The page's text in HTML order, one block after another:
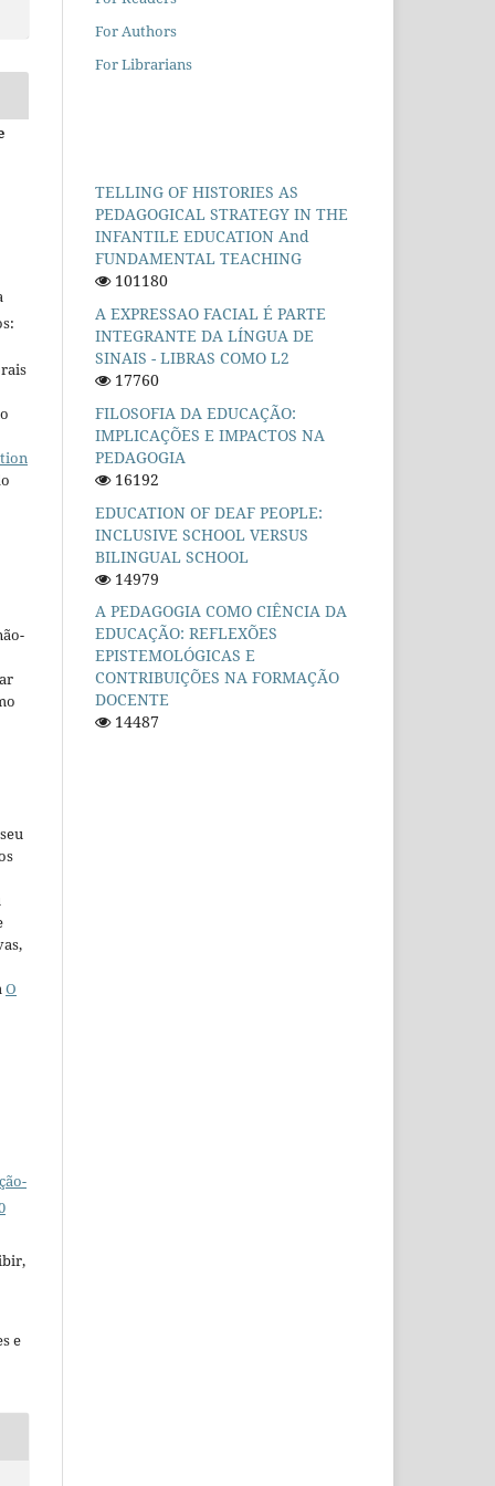
O
e
For Authors
For Librarians
TELLING OF HISTORIES AS
PEDAGOGICAL STRATEGY IN THE
INFANTILE EDUCATION And
FUNDAMENTAL TEACHING
101180
A EXPRESSAO FACIAL É PARTE
INTEGRANTE DA LÍNGUA DE
SINAIS - LIBRAS COMO L2
17760
FILOSOFIA DA EDUCAÇÃO:
IMPLICAÇÕES E IMPACTOS NA
PEDAGOGIA
16192
EDUCATION OF DEAF PEOPLE:
INCLUSIVE SCHOOL VERSUS
BILINGUAL SCHOOL
14979
A PEDAGOGIA COMO CIÊNCIA DA
EDUCAÇÃO: REFLEXÕES
EPISTEMOLÓGICAS E
CONTRIBUIÇÕES NA FORMAÇÃO
DOCENTE
14487